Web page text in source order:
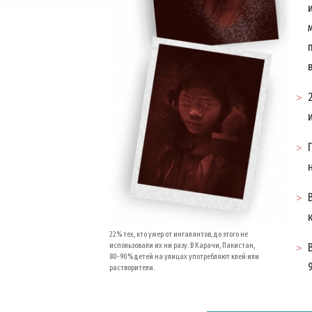
22% тех, кто умер от ингалянтов, до этого не
использовали их ни разу. В Карачи, Пакистан,
80-90% детей на улицах употребляют клей или
растворители.